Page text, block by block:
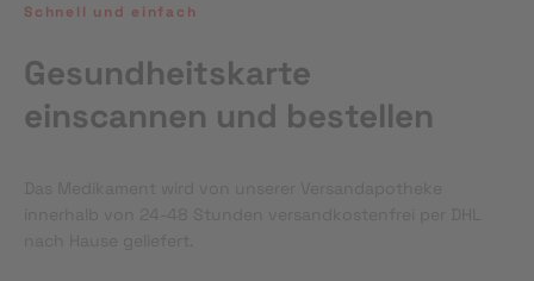
Schnell und einfach
Gesundheitskarte
einscannen und bestellen